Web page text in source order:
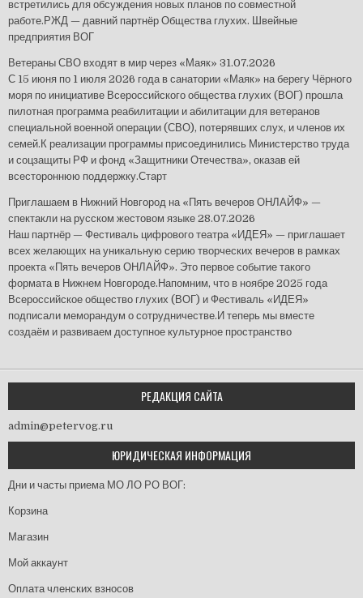
встретились для обсуждения новых планов по совместной
работе.РЖД — давний партнёр Общества глухих. Швейные
предприятия ВОГ
Ветераны СВО входят в мир через «Маяк» 31.07.2026
С 15 июня по 1 июля 2026 года в санатории «Маяк» на берегу Чёрного
моря по инициативе Всероссийского общества глухих (ВОГ) прошла
пилотная программа реабилитации и абилитации для ветеранов
специальной военной операции (СВО), потерявших слух, и членов их
семей.К реализации программы присоединились Министерство труда
и соцзащиты РФ и фонд «Защитники Отечества», оказав ей
всестороннюю поддержку.Старт
Приглашаем в Нижний Новгород на «Пять вечеров ОНЛАЙФ» —
спектакли на русском жестовом языке 28.07.2026
Наш партнёр — Фестиваль цифрового театра «ИДЕЯ» — приглашает
всех желающих на уникальную серию творческих вечеров в рамках
проекта «Пять вечеров ОНЛАЙФ». Это первое событие такого
формата в Нижнем Новгороде.Напомним, что в ноябре 2025 года
Всероссийское общество глухих (ВОГ) и Фестиваль «ИДЕЯ»
подписали меморандум о сотрудничестве.И теперь мы вместе
создаём и развиваем доступное культурное пространство
РЕДАКЦИЯ САЙТА
admin@petervog.ru
ЮРИДИЧЕСКАЯ ИНФОРМАЦИЯ
Дни и часты приема МО ЛО РО ВОГ:
Корзина
Магазин
Мой аккаунт
Оплата членских взносов